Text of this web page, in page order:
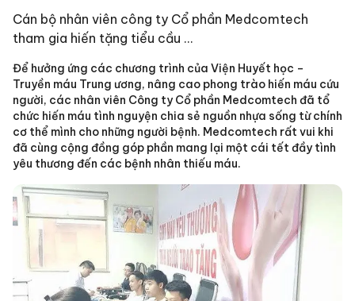
Cán bộ nhân viên công ty Cổ phần Medcomtech
tham gia hiến tặng tiểu cầu …
Để hưởng ứng các chương trình của Viện Huyết học –
Truyền máu Trung ương, nâng cao phong trào hiến máu cứu
người, các nhân viên Công ty Cổ phần Medcomtech đã tổ
chức hiến máu tình nguyện chia sẻ nguồn nhựa sống từ chính
cơ thể mình cho những người bệnh. Medcomtech rất vui khi
đã cùng cộng đồng góp phần mang lại một cái tết đầy tình
yêu thương đến các bệnh nhân thiếu máu.